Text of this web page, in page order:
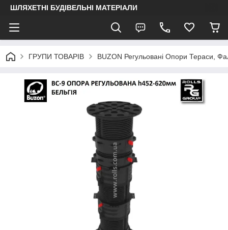
ШЛЯХЕТНІ БУДІВЕЛЬНІ МАТЕРІАЛИ
ГРУПИ ТОВАРІВ BUZON Регульовані Опори Тераси,